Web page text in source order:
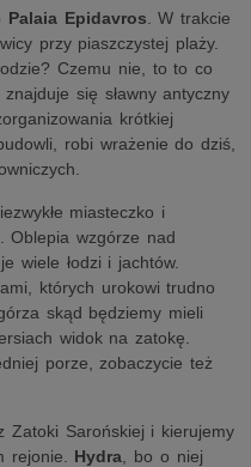
Palaia Epidavros . W trakcie
przy piaszczystej plaży.
Czemu nie, to to co
się sławny antyczny
krótkiej
robi wrażenie do dziś,
miasteczko i
Oblepia wzgórze nad
wiele łodzi i jachtów.
których urokowi trudno
skąd będziemy mieli
widok na zatokę.
porze, zobaczycie też
Zatoki Sarońskiej i kierujemy
rejonie. Hydra , bo o niej